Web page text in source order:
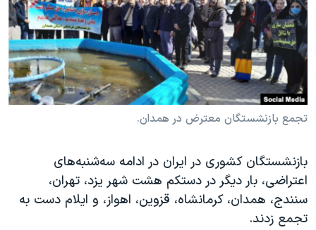
فرهنگ و زندگی
حقوق شهروندی
اقتصادی
علم و فناوری
اسرائیل در جنگ
آرشیو پخش زنده
مستندها
انتخابات ریاست جمهوری آمریکا ۲۰۲۴
حمله جمهوری اسلامی به اسرائیل
رمز مهسا
ورزش زنان در ایران
مجموعه مستندهای دادخواهی
تریبونال مردمی آبان ۹۸
دادگاه حمید نوری
دنبال کنید
زبانهای مختلف
تجمع بازنشستگان معترض در همدان.
بازنشستگان کشوری در ایران در ادامه سه‌شنبه‌های
اعتراضی، بار دیگر در دستکم هشت شهر یزد، تهران،
سنندج، همدان، کرمانشاه، قزوین، اهواز، و ایلام دست به
تجمع زدند.